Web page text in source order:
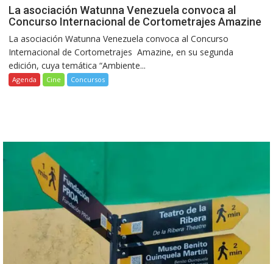
La asociación Watunna Venezuela convoca al
Concurso Internacional de Cortometrajes Amazine
La asociación Watunna Venezuela convoca al Concurso
Internacional de Cortometrajes Amazine, en su segunda
edición, cuya temática “Ambiente...
Agenda Cine Concursos